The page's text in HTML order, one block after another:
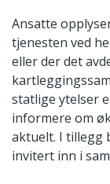
Ansatte
tjenesten ved
eller der det
statlige ytelser
informere om
aktuelt. I tillegg
invitert inn i